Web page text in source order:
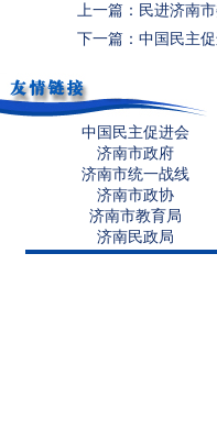
上一篇：民进济南
下一篇：中国民主
中国民主促进会
济南市政府
济南市统一战线
济南市政协
济南市教育局
济南民政局